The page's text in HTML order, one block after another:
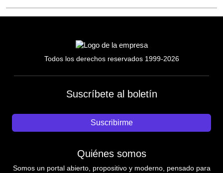
Todos los derechos reservados 1999-2026
Suscríbete al boletín
Suscribirme
Quiénes somos
Somos un portal abierto, propositivo y moderno, pensado para